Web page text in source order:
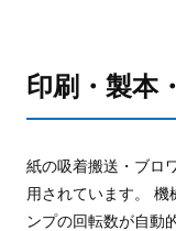
印刷・製本
紙の吸着搬送・ブロ
用されています。
ンプの回転数が自動